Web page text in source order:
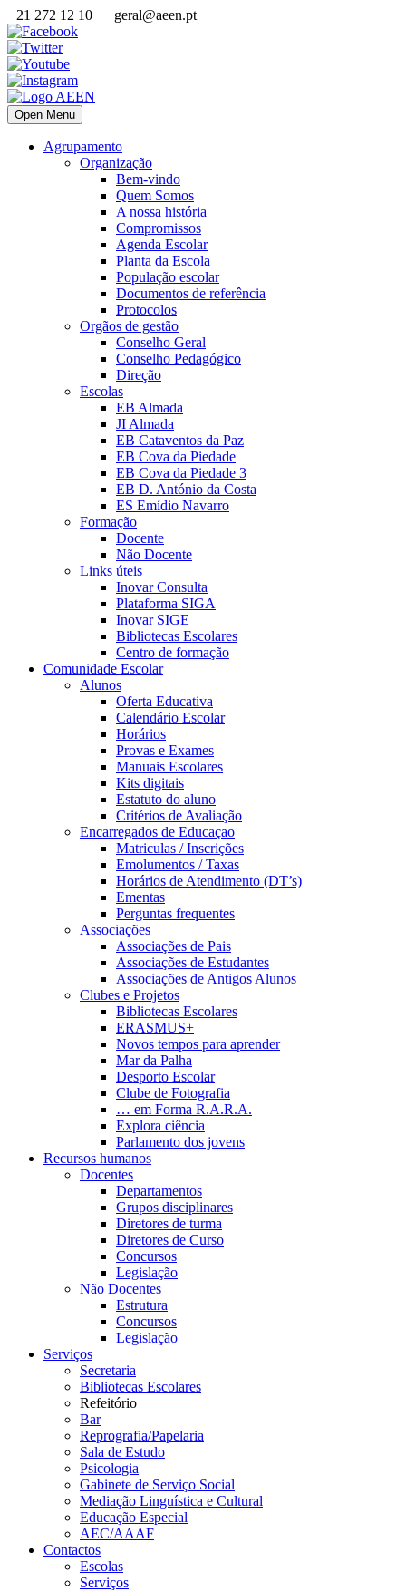
21 272 12 10 geral@aeen.pt
Open Menu
Agrupamento
Organização
Bem-vindo
Quem Somos
A nossa história
Compromissos
Agenda Escolar
Planta da Escola
População escolar
Documentos de referência
Protocolos
Orgãos de gestão
Conselho Geral
Conselho Pedagógico
Direção
Escolas
EB Almada
JI Almada
EB Cataventos da Paz
EB Cova da Piedade
EB Cova da Piedade 3
EB D. António da Costa
ES Emídio Navarro
Formação
Docente
Não Docente
Links úteis
Inovar Consulta
Plataforma SIGA
Inovar SIGE
Bibliotecas Escolares
Centro de formação
Comunidade Escolar
Alunos
Oferta Educativa
Calendário Escolar
Horários
Provas e Exames
Manuais Escolares
Kits digitais
Estatuto do aluno
Critérios de Avaliação
Encarregados de Educaçao
Matriculas / Inscrições
Emolumentos / Taxas
Horários de Atendimento (DT’s)
Ementas
Perguntas frequentes
Associações
Associações de Pais
Associações de Estudantes
Associações de Antigos Alunos
Clubes e Projetos
Bibliotecas Escolares
ERASMUS+
Novos tempos para aprender
Mar da Palha
Desporto Escolar
Clube de Fotografia
… em Forma R.A.R.A.
Explora ciência
Parlamento dos jovens
Recursos humanos
Docentes
Departamentos
Grupos disciplinares
Diretores de turma
Diretores de Curso
Concursos
Legislação
Não Docentes
Estrutura
Concursos
Legislação
Serviços
Secretaria
Bibliotecas Escolares
Refeitório
Bar
Reprografia/Papelaria
Sala de Estudo
Psicologia
Gabinete de Serviço Social
Mediação Linguística e Cultural
Educação Especial
AEC/AAAF
Contactos
Escolas
Serviços